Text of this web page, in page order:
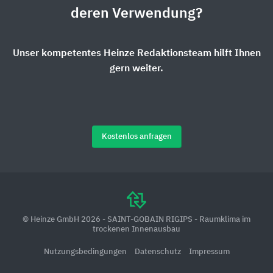
deren Verwendung?
Unser kompetentes Heinze Redaktionsteam hilft Ihnen
gern weiter.
Kostenlos anfragen
© Heinze GmbH 2026 - SAINT-GOBAIN RIGIPS - Raumklima im
trockenen Innenausbau
Nutzungsbedingungen Datenschutz Impressum